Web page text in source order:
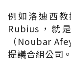
例如洛迪西
Rubius，就
（Noubar
提議合組公司。